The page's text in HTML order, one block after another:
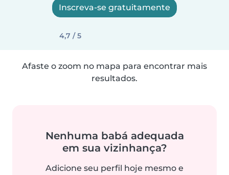
Inscreva-se gratuitamente
4,7 / 5
Afaste o zoom no mapa para encontrar mais
resultados.
Nenhuma babá adequada
em sua vizinhança?
Adicione seu perfil hoje mesmo e